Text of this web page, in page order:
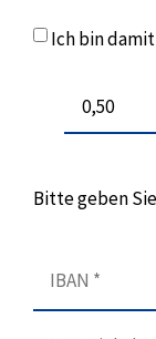
Ich bin
Bitte geben